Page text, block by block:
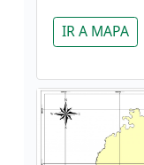
IR A MAPA